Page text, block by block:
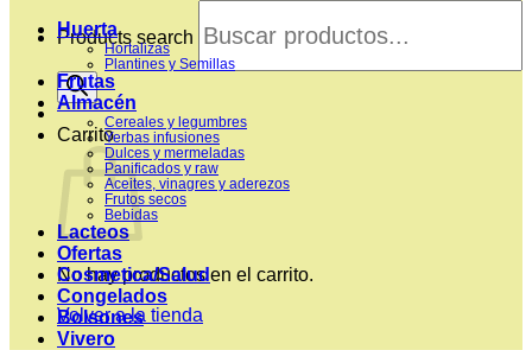
Products search
Carrito
No hay productos en el carrito.
Volver a la tienda
Huerta
Hortalizas
Plantines y Semillas
Frutas
Almacén
Cereales y legumbres
Yerbas infusiones
Dulces y mermeladas
Panificados y raw
Aceites, vinagres y aderezos
Frutos secos
Bebidas
Lacteos
Ofertas
Cosmetica/Salud
Congelados
Bolsones
Vivero